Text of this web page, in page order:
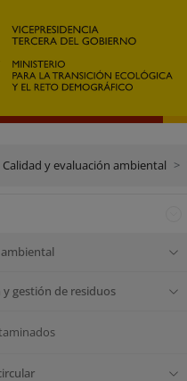
Calidad y evaluación ambiental
y gestión de residuos